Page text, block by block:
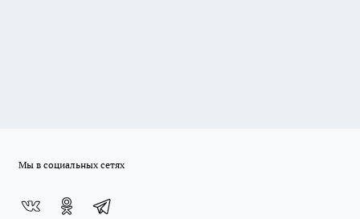
Мы в социальных сетях